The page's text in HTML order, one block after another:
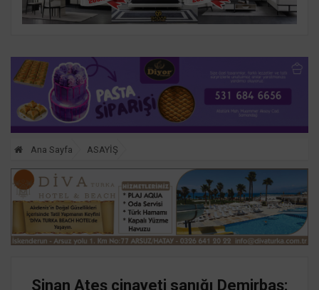
Ana Sayfa ASAYİŞ
Sinan Ateş cinayeti sanığı Demirbaş: